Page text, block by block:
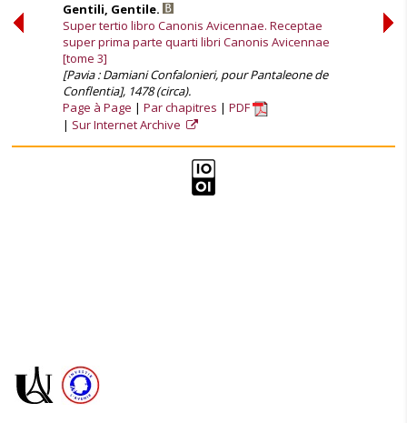
Gentili, Gentile.
Super tertio libro Canonis Avicennae. Receptae
super prima parte quarti libri Canonis Avicennae
[tome 3]
[Pavia : Damiani Confalonieri, pour Pantaleone de
Conflentia], 1478 (circa).
Page à Page
Par chapitres
PDF
Sur Internet Archive